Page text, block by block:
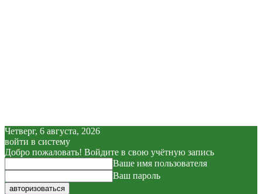
Четверг, 6 августа, 2026
войти в систему
Добро пожаловать! Войдите в свою учётную запись
Ваше имя пользователя
Ваш пароль